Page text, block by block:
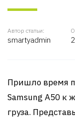
Автор статьи:
smartyadmin
Пришло время
Samsung A50 к
груза.